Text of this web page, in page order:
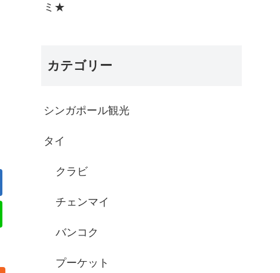
ミ★
カテゴリー
シンガポール観光
タイ
クラビ
チェンマイ
バンコク
プーケット